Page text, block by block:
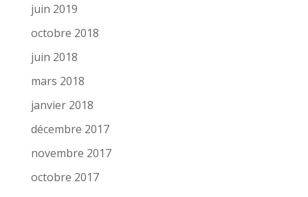
juin 2019
octobre 2018
juin 2018
mars 2018
janvier 2018
décembre 2017
novembre 2017
octobre 2017